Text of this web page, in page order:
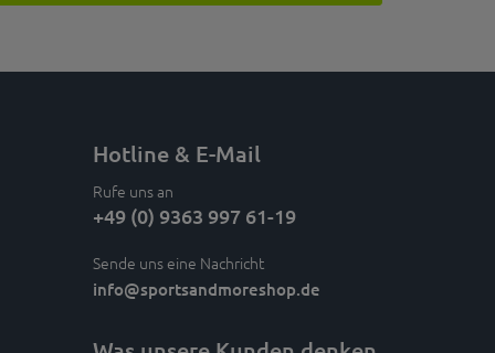
Hotline & E-Mail
Rufe uns an
+49 (0) 9363 997 61-19
Sende uns eine Nachricht
info@sportsandmoreshop.de